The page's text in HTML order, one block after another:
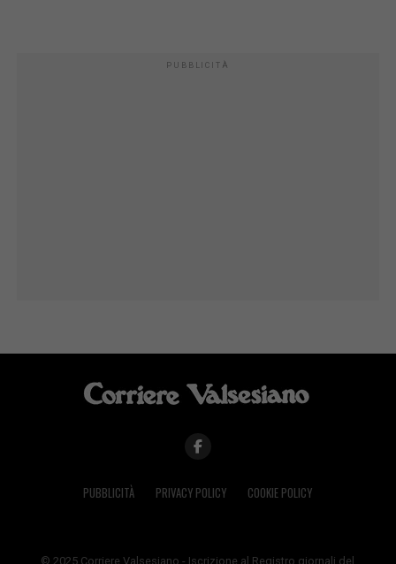
PUBBLICITÀ
PUBBLICITÀ PRIVACY POLICY COOKIE POLICY
© 2025 Corriere Valsesiano - Iscrizione al Registro giornali del